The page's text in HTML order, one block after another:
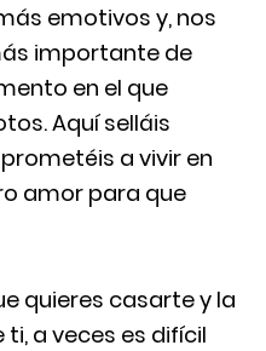
emotivos y, nos
importante de
en el que
Aquí selláis
a vivir en
amor para que
quieres casarte y la
a veces es difícil